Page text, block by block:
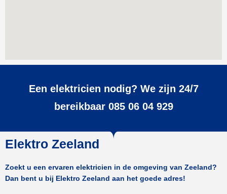
Een elektricien nodig? We zijn 24/7
bereikbaar 085 06 04 929
Elektro Zeeland
Zoekt u een ervaren elektricien in de omgeving van Zeeland?
Dan bent u bij Elektro Zeeland aan het goede adres!